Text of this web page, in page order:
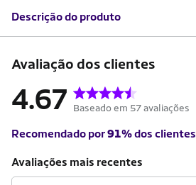
Descrição do produto
Avaliação dos clientes
4.67 Baseado em 57 avaliações
Recomendado por91%dos clientes
Avaliações mais recentes